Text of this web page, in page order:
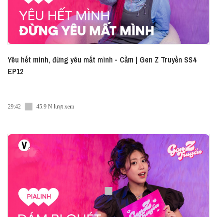
Yêu hết mình, đừng yêu mất mình - Cầm | Gen Z Truyền SS4
EP12
29:42 45.9 N lượt xem